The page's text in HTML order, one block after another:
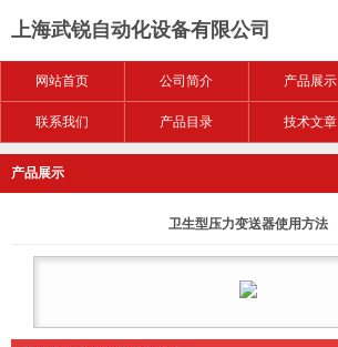
上海武锐自动化设备有限公司
网站首页 公司简介 产品展示
联系我们 产品目录 技术文章
产品展示
卫生型压力变送器使用方法